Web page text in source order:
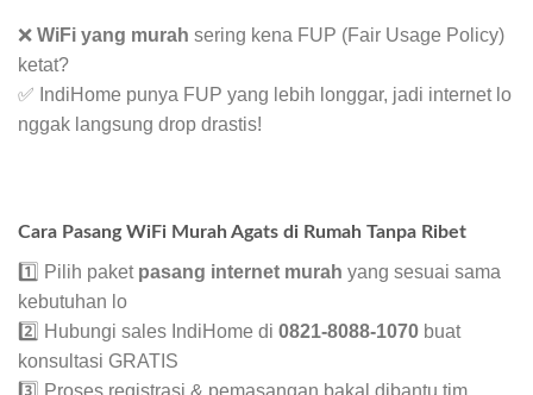
❌ WiFi yang murah sering kena FUP (Fair Usage Policy)
ketat?
✅ IndiHome punya FUP yang lebih longgar, jadi internet lo
nggak langsung drop drastis!
Cara Pasang WiFi Murah Agats di Rumah Tanpa Ribet
1️⃣ Pilih paket pasang internet murah yang sesuai sama
kebutuhan lo
2️⃣ Hubungi sales IndiHome di 0821-8088-1070 buat
konsultasi GRATIS